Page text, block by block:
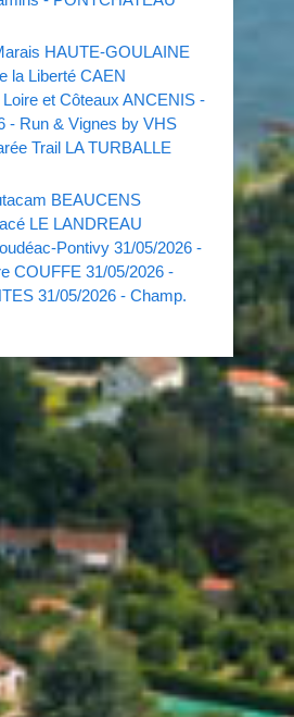
HAUTE-GOULAINE
la Liberté CAEN
et Côteaux ANCENIS -
- Run & Vignes by VHS
Trail LA TURBALLE
BEAUCENS
LE LANDREAU
Pontivy 31/05/2026 -
COUFFE 31/05/2026 -
31/05/2026 - Champ.